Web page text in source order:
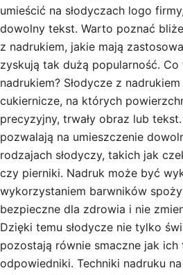
umieścić na słodyczach logo
dowolny tekst. Warto poznać
z nadrukiem, jakie mają
zyskują tak dużą popularność. Co
nadrukiem? Słodycze z
cukiernicze, na których
precyzyjny, trwały obraz lub
pozwalają na umieszczenie
rodzajach słodyczy, takich jak
czy pierniki. Nadruk może być
wykorzystaniem barwników
bezpieczne dla zdrowia i nie
Dzięki temu słodycze nie tylko
pozostają równie smaczne jak ich
odpowiedniki. Techniki nadruku